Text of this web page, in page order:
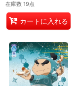
在庫数 19点
カートに入れる